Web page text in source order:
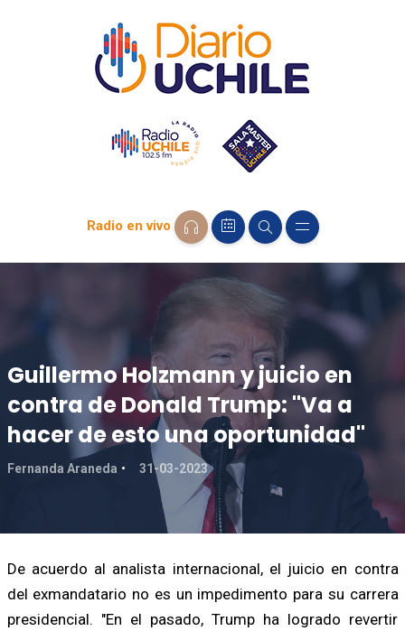
Radio en vivo
Guillermo Holzmann y juicio en
contra de Donald Trump: "Va a
hacer de esto una oportunidad"
Fernanda Araneda 31-03-2023
De acuerdo al analista internacional, el juicio en contra
del exmandatario no es un impedimento para su carrera
presidencial. "En el pasado, Trump ha logrado revertir